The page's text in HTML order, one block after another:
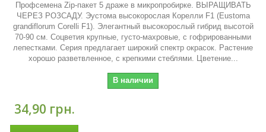
Профсемена Zip-пакет 5 драже в микропробирке. ВЫРАЩИВАТЬ
ЧЕРЕЗ РОЗСАДУ. Эустома высокорослая Корелли F1 (Eustoma
grandiflorum Corelli F1). Элегантный высокорослый гибрид высотой
70-90 см. Соцветия крупные, густо-махровые, с гофрированными
лепестками. Серия предлагает широкий спектр окрасок. Растение
хорошо разветвленное, с крепкими стеблями. Цветение...
В наличии
34,90 грн.